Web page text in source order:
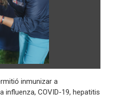
inmunizar a
influenza, COVID-19, hepatitis